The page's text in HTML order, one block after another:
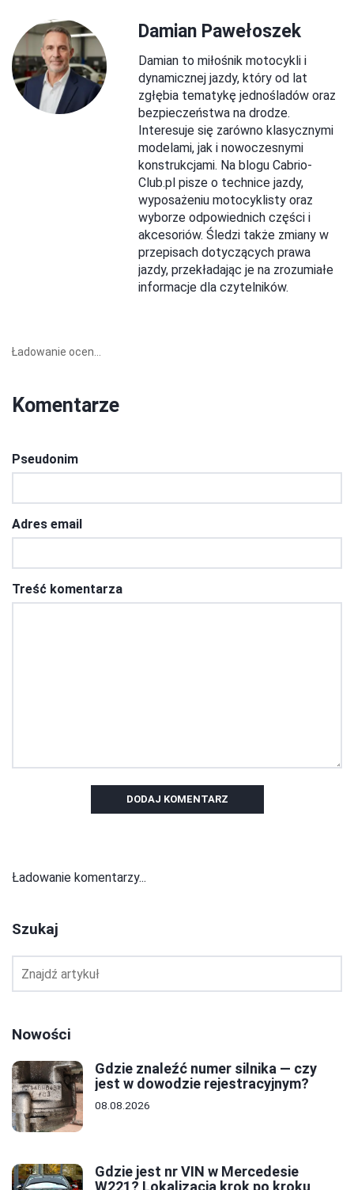
Damian Pawełoszek
Damian to miłośnik motocykli i
dynamicznej jazdy, który od lat
zgłębia tematykę jednośladów oraz
bezpieczeństwa na drodze.
Interesuje się zarówno klasycznymi
modelami, jak i nowoczesnymi
konstrukcjami. Na blogu Cabrio-
Club.pl pisze o technice jazdy,
wyposażeniu motocyklisty oraz
wyborze odpowiednich części i
akcesoriów. Śledzi także zmiany w
przepisach dotyczących prawa
jazdy, przekładając je na zrozumiałe
informacje dla czytelników.
Ładowanie ocen...
Komentarze
Pseudonim
Adres email
Treść komentarza
DODAJ KOMENTARZ
Ładowanie komentarzy...
Szukaj
Nowości
Gdzie znaleźć numer silnika — czy
jest w dowodzie rejestracyjnym?
08.08.2026
Gdzie jest nr VIN w Mercedesie